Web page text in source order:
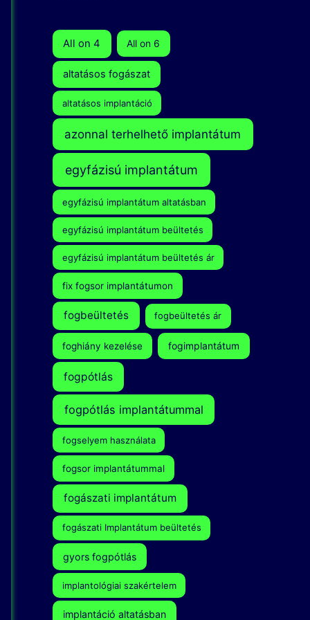
c
h
o
r
All on 4 All on 6
altatásos fogászat
altatásos implantáció
azonnal terhelhető implantátum
egyfázisú implantátum
egyfázisú implantátum altatásban
egyfázisú implantátum beültetés
egyfázisú implantátum beültetés ár
fix fogsor implantátumon
fogbeültetés fogbeültetés ár
foghiány kezelése fogimplantátum
fogpótlás
fogpótlás implantátummal
fogselyem használata
fogsor implantátummal
fogászati implantátum
fogászati Implantátum beültetés
gyors fogpótlás
implantológiai szakértelem
implantáció altatásban